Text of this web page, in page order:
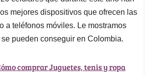
mejores dispositivos que ofrecen las
a teléfonos móviles. Le mostramos
pueden conseguir en Colombia.
comprar Juguetes, tenis y ropa